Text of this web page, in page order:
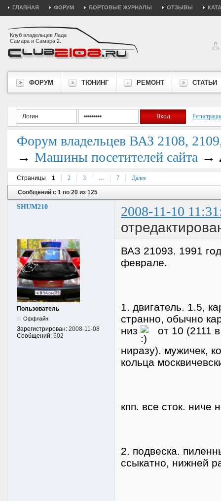
ГЛАВНАЯ ФОРУМ БОРТОВЫЕ ЖУРНАЛЫ ОТЗЫВЫ
Клуб владельцев Лада
Самара и Самара 2.
ФОРУМ ТЮНИНГ РЕМОНТ СТАТЬИ
Форум владельцев ВАЗ 2108,
→ Машины посетителей сайта →
Страницы 1 2 3 … 7 Далее
Сообщений с 1 по 20 из 125
SHUM210 2008-11-10
Пользователь
Оффлайн
Зарегистрирован: 2008-11-08
Сообщений: 502
ВАЗ 21093. 1991
феврале.
1. двигатель. 1.5,
странно, обычно
низ
от 10 (2111
ниразу). мужичек,
кольца
кпп. все сток. ниче
2. подвеска.
ссыкатно, нижней